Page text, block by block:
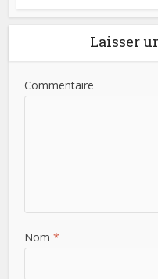
Laisser
Commentaire
Nom*